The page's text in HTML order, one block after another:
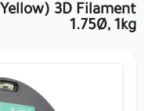
3D Filament
1.75Ø, 1kg